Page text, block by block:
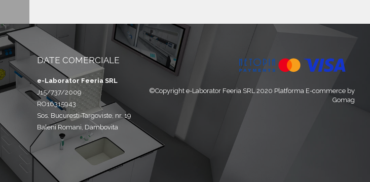
DATE COMERCIALE
e-Laborator Feeria SRL
J15/737/2009
RO16315943
Sos. Bucuresti-Targoviste, nr. 19
Baleni Romani, Dambovita
©Copyright e-Laborator Feeria SRL 2020 Platforma E-commerce by
Gomag